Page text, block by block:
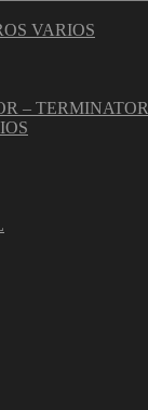
VARIOS
– TERMINATOR